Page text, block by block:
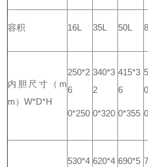
容积 16L 35L 50L
内胆尺寸（m
m）W*D*H
250*2
6
0*250
340*3
2
0*320
415*3
6
0*355
0
530*4 620*4 690*5